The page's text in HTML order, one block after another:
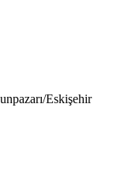
Eskişehir